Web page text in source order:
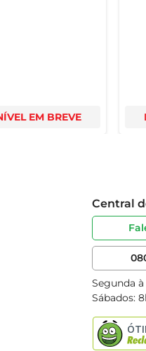
EM BREVE
Central
Segunda
Sábados: